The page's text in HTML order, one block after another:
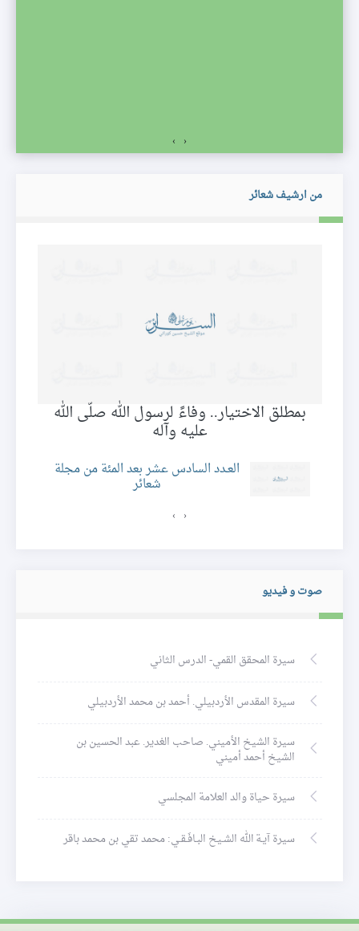
‹
›
من ارشيف شعائر
بمطلق الاختيار.. وفاءً لرسول الله صلّى الله
عليه وآله
العـدد السادس عشر بعد المئة من مجلة
شعائر
‹
›
صوت و فيديو
سيرة المحقق القمي- الدرس الثاني
سيرة المقدس الأردبيلي. أحمد بن محمد الأردبيلي
سيرة الشيخ الأميني. صاحب الغدير. عبد الحسين بن
الشيخ أحمد أميني
سيرة حياة والد العلامة المجلسي
سيرة آيـة الله الشـيخ البـافَـقـي: محمد تقي بن محمد باقر